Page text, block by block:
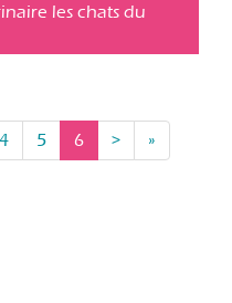
les chats du
4 5 6 > »